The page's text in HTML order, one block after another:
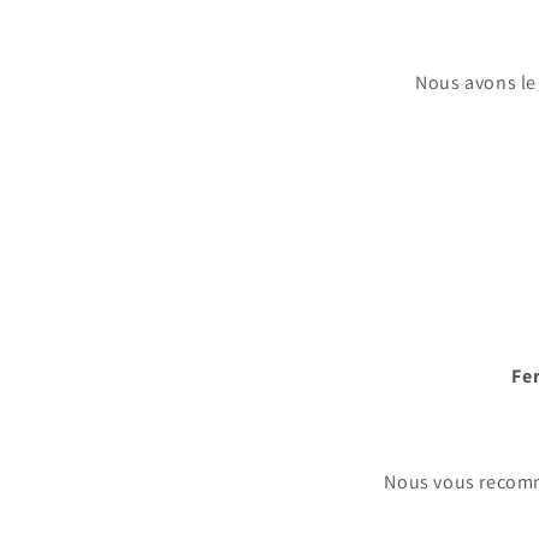
Nous avons
Nous vous